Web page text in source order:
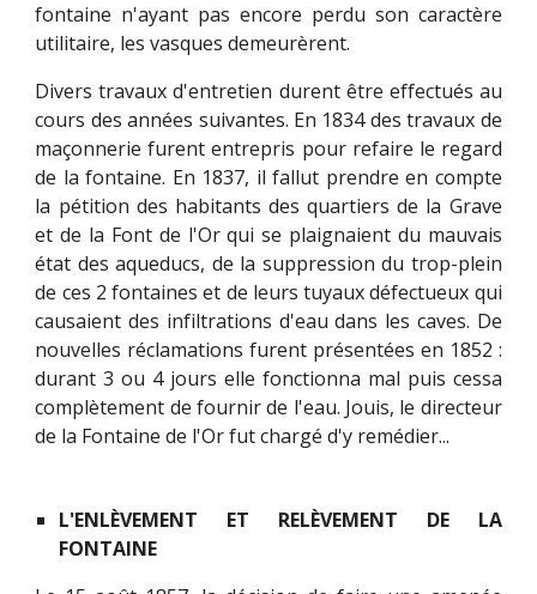
fontaine n'ayant pas encore perdu son caractère
utilitaire, les vasques demeurèrent.
Divers travaux d'entretien durent être effectués au
cours des années suivantes. En 1834 des travaux de
maçonnerie furent entrepris pour refaire le regard
de la fontaine. En 1837, il fallut prendre en compte
la pétition des habitants des quartiers de la Grave
et de la Font de l'Or qui se plaignaient du mauvais
état des aqueducs, de la suppression du trop-plein
de ces 2 fontaines et de leurs tuyaux défectueux qui
causaient des infiltrations d'eau dans les caves. De
nouvelles réclamations furent présentées en 1852 :
durant 3 ou 4 jours elle fonctionna mal puis cessa
complètement de fournir de l'eau. Jouis, le directeur
de la Fontaine de l'Or fut chargé d'y remédier...
L'ENLÈVEMENT ET RELÈVEMENT DE LA
FONTAINE